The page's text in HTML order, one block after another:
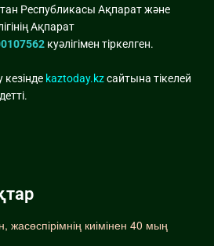
Республикасы Ақпарат және
Ақпарат
куәлігімен тіркелген.
kaztoday.kzсайтына тікелей
жасөспірімнің киімінен 40 мың